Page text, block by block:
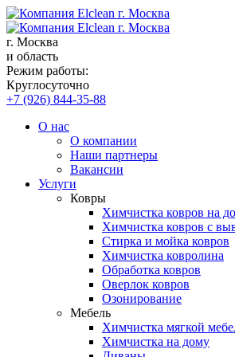
г. Москва
и область
Режим работы:
Круглосуточно
+7 (926) 844-35-88
О нас
О компании
Наши партнеры
Вакансии
Услуги
Ковры
Химчистка ковров на
Химчистка ковров с
Стирка и мойка ковров
Химчистка ковролина
Обработка ковров
Оверлок ковров
Озонирование
Мебель
Химчистка мягкой
Химчистка на дому